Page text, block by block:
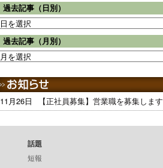
過去記事（日別）
過去記事（月別）
11月26日 【正社員募集】営業職を募集します
話題
短報